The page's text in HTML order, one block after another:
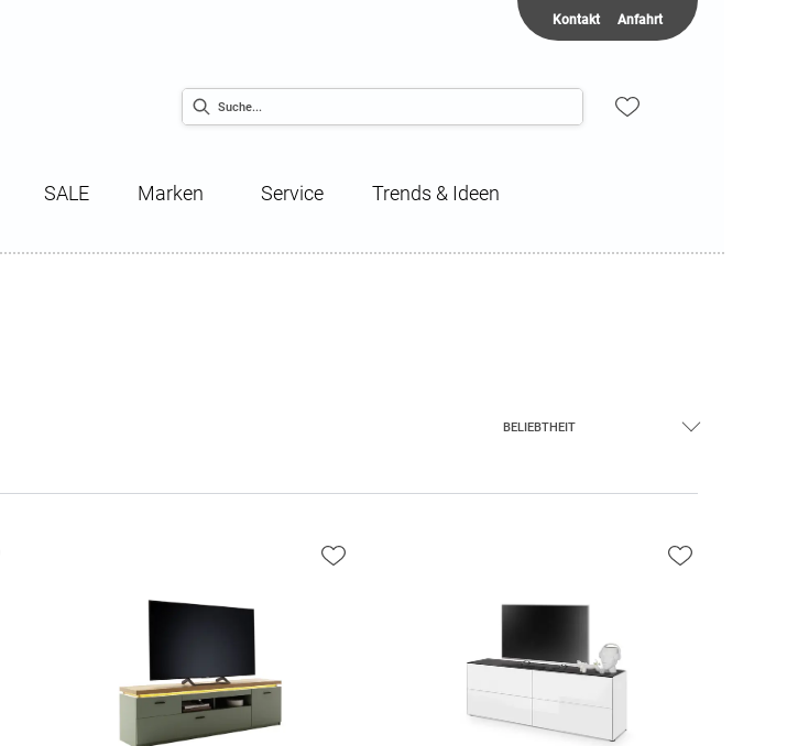
Kontakt Anfahrt
SALE Marken Service Trends & Ideen
BELIEBTHEIT